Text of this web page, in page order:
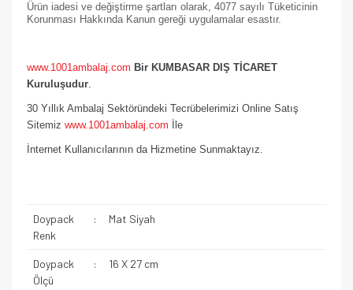
Ürün iadesi ve değiştirme şartları olarak, 4077 sayılı Tüketicinin
Korunması Hakkında Kanun gereği uygulamalar esastır.
www.1001ambalaj.com Bir KUMBASAR DIŞ TİCARET
Kuruluşudur.
30 Yıllık Ambalaj Sektöründeki Tecrübelerimizi Online Satış
Sitemiz www.1001ambalaj.com İle
İnternet Kullanıcılarının da Hizmetine Sunmaktayız.
Doypack
Renk
: Mat Siyah
Doypack
Ölçü
: 16 X 27 cm